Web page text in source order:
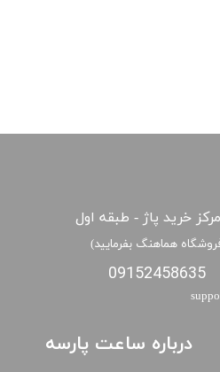
خرید پاژ - طبقه اول
هماهنگ بفرمایید)
09152458635
درباره ساعت پارسه